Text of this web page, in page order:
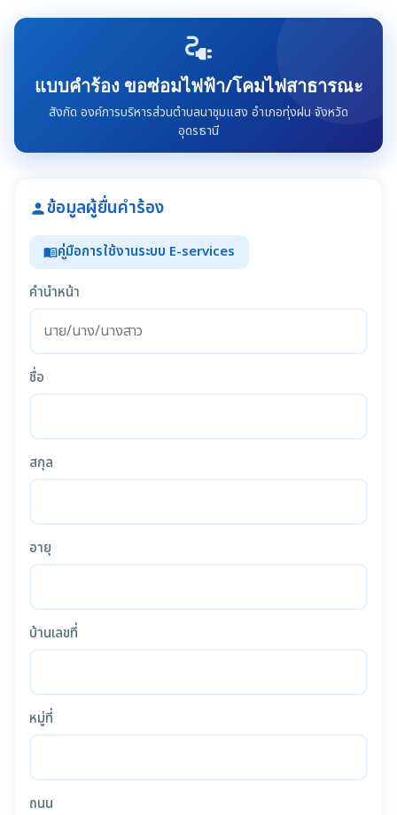
electrical_services
แบบคำร้อง ขอซ่อมไฟฟ้า/โคมไฟสาธารณะ
สังกัด องค์การบริหารส่วนตำบลนาชุมแสง อำเภอทุ่งฝน จังหวัด
อุดรธานี
personข้อมูลผู้ยื่นคำร้อง
menu_bookคู่มือการใช้งานระบบ E-services
คำนำหน้า
ชื่อ
สกุล
อายุ
บ้านเลขที่
หมู่ที่
ถนน